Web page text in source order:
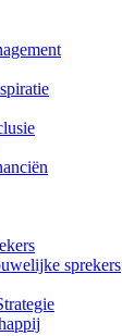
sprekers